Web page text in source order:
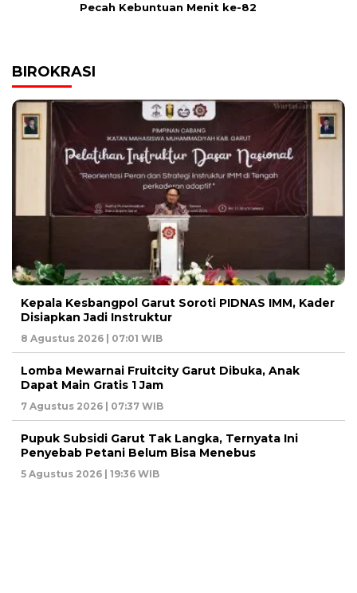
Pecah Kebuntuan Menit ke-82
BIROKRASI
Kepala Kesbangpol Garut Soroti PIDNAS IMM, Kader
Disiapkan Jadi Instruktur
8 Agustus 2026 | 07:01 WIB
Lomba Mewarnai Fruitcity Garut Dibuka, Anak
Dapat Main Gratis 1 Jam
7 Agustus 2026 | 07:37 WIB
Pupuk Subsidi Garut Tak Langka, Ternyata Ini
Penyebab Petani Belum Bisa Menebus
5 Agustus 2026 | 19:36 WIB